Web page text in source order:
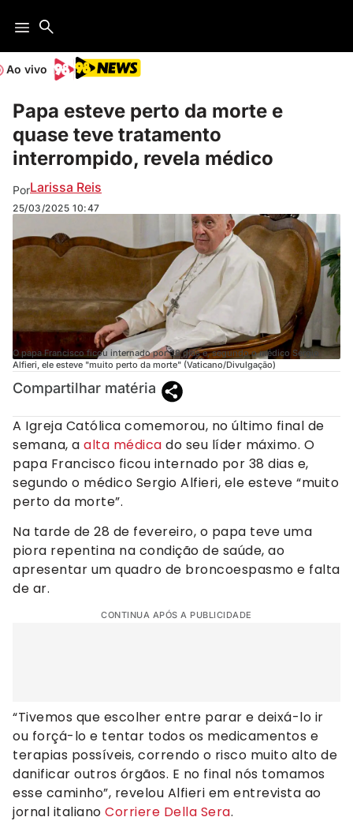
Ao vivo
Papa esteve perto da morte e
quase teve tratamento
interrompido, revela médico
PorLarissa Reis
25/03/2025 10:47
O papa Francisco ficou internado por 38 dias e, segundo o médico Sergio
Alfieri, ele esteve "muito perto da morte" (Vaticano/Divulgação)
Compartilhar matéria
A Igreja Católica comemorou, no último final de
semana, a alta médica do seu líder máximo. O
papa Francisco ficou internado por 38 dias e,
segundo o médico Sergio Alfieri, ele esteve “muito
perto da morte”.
Na tarde de 28 de fevereiro, o papa teve uma
piora repentina na condição de saúde, ao
apresentar um quadro de broncoespasmo e falta
de ar.
CONTINUA APÓS A PUBLICIDADE
“Tivemos que escolher entre parar e deixá-lo ir
ou forçá-lo e tentar todos os medicamentos e
terapias possíveis, correndo o risco muito alto de
danificar outros órgãos. E no final nós tomamos
esse caminho”, revelou Alfieri em entrevista ao
jornal italiano Corriere Della Sera.